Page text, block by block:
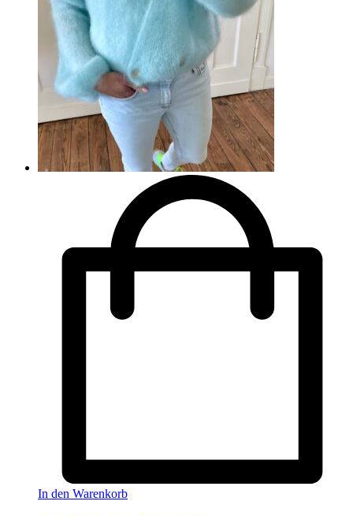
In den Warenkorb